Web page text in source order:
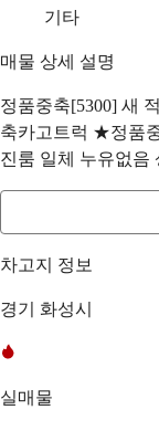
기타
매물 상세 설명
정품중축[5300] 새
축카고트럭 ★정품
진룸 일체 누유없
차고지 정보
경기 화성시
실매물